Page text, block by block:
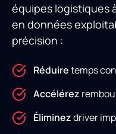
équipes logistiques
en données
précision :
Réduiretemps
Accélérez
Éliminezdriver